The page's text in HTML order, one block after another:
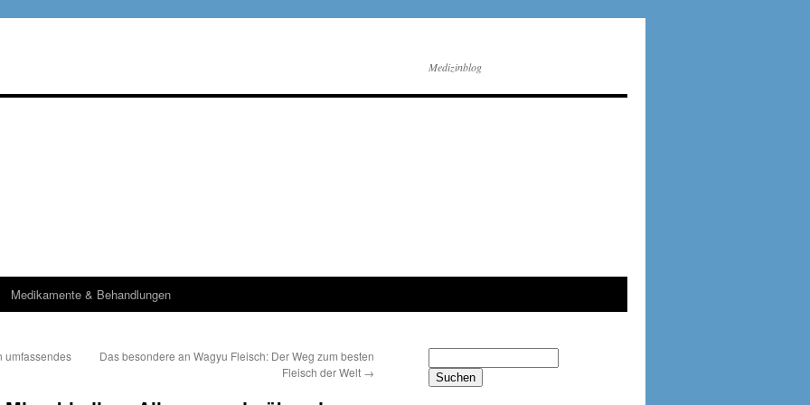
Medizinblog
Medikamente & Behandlungen
umfassendes
Das besondere an Wagyu Fleisch: Der Weg zum besten
Fleisch der Welt → Suchen